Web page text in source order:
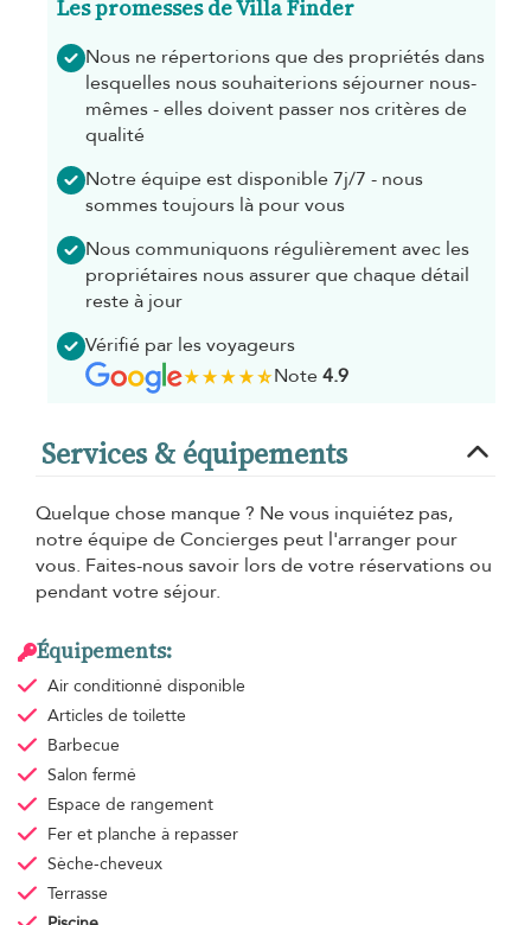
Les promesses de Villa Finder
Nous ne répertorions que des propriétés dans
lesquelles nous souhaiterions séjourner nous-
mêmes - elles doivent passer nos critères de
qualité
Notre équipe est disponible 7j/7 - nous
sommes toujours là pour vous
Nous communiquons régulièrement avec les
propriétaires nous assurer que chaque détail
reste à jour
Vérifié par les voyageurs
Note4.9
Services & équipements
Quelque chose manque ? Ne vous inquiétez pas,
notre équipe de Concierges peut l'arranger pour
vous. Faites-nous savoir lors de votre réservations ou
pendant votre séjour.
Équipements:
Air conditionné disponible
Articles de toilette
Barbecue
Salon fermé
Espace de rangement
Fer et planche à repasser
Sèche-cheveux
Terrasse